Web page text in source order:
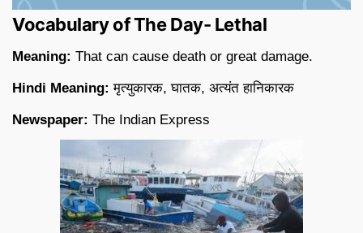
Vocabulary of The Day- Lethal
Meaning: That can cause death or great damage.
Hindi Meaning: मृत्युकारक, घातक, अत्यंत हानिकारक
Newspaper: The Indian Express